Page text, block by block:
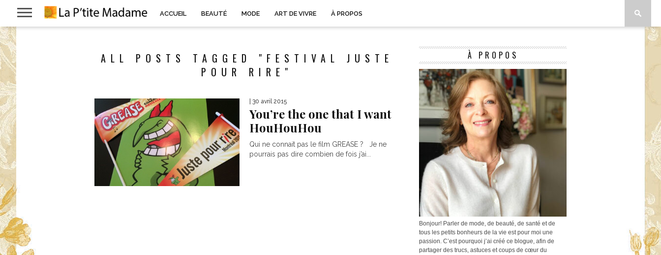
ACCUEIL BEAUTÉ MODE ART DE VIVRE À PROPOS
ALL POSTS TAGGED "FESTIVAL JUSTE
POUR RIRE"
| 30 avril 2015
You’re the one that I want
HouHouHou
Qui ne connait pas le film GREASE ? Je ne
pourrais pas dire combien de fois j’ai...
À PROPOS
Bonjour! Parler de mode, de beauté, de santé et de
tous les petits bonheurs de la vie est pour moi une
passion. C’est pourquoi j’ai créé ce blogue, afin de
partager des trucs, astuces et coups de cœur du